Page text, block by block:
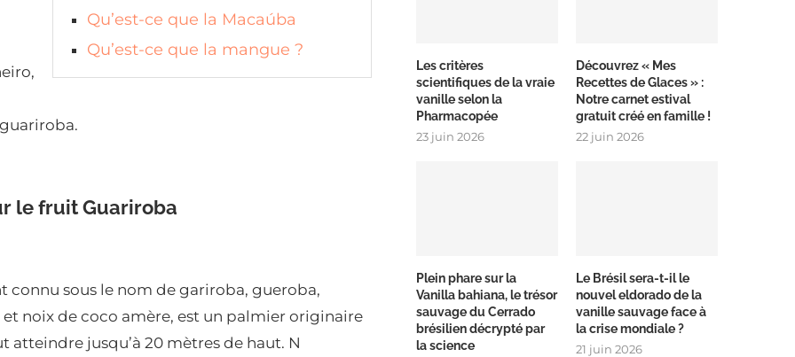
Qu’est-ce que la Macaúba
Qu’est-ce que la mangue ?
le fruit Guariroba
connu sous le nom de gariroba, gueroba,
noix de coco amère, est un palmier originaire
jusqu’à 20 mètres de haut. N
Les critères
scientifiques de la vraie
vanille selon la
Pharmacopée
23 juin 2026
Découvrez « Mes
Recettes de Glaces » :
Notre carnet estival
gratuit créé en famille !
22 juin 2026
Plein phare sur la
Vanilla bahiana, le trésor
sauvage du Cerrado
brésilien décrypté par
la science
Le Brésil sera-t-il le
nouvel eldorado de la
vanille sauvage face à
la crise mondiale ?
21 juin 2026